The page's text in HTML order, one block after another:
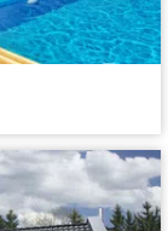
5+1
217,4 m²